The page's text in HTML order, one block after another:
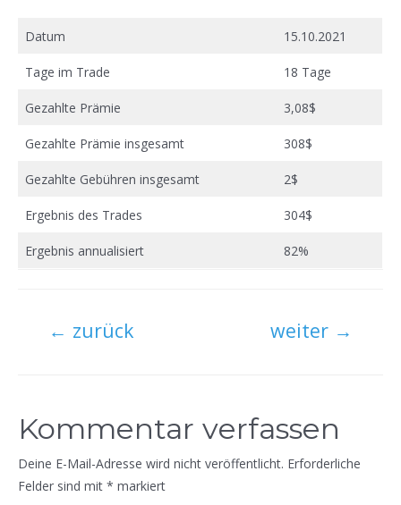
Datum 15.10.2021
Tage im Trade 18 Tage
Gezahlte Prämie 3,08$
Gezahlte Prämie insgesamt 308$
Gezahlte Gebühren insgesamt 2$
Ergebnis des Trades 304$
Ergebnis annualisiert 82%
← zurück weiter →
Kommentar verfassen
Deine E-Mail-Adresse wird nicht veröffentlicht. Erforderliche
Felder sind mit * markiert